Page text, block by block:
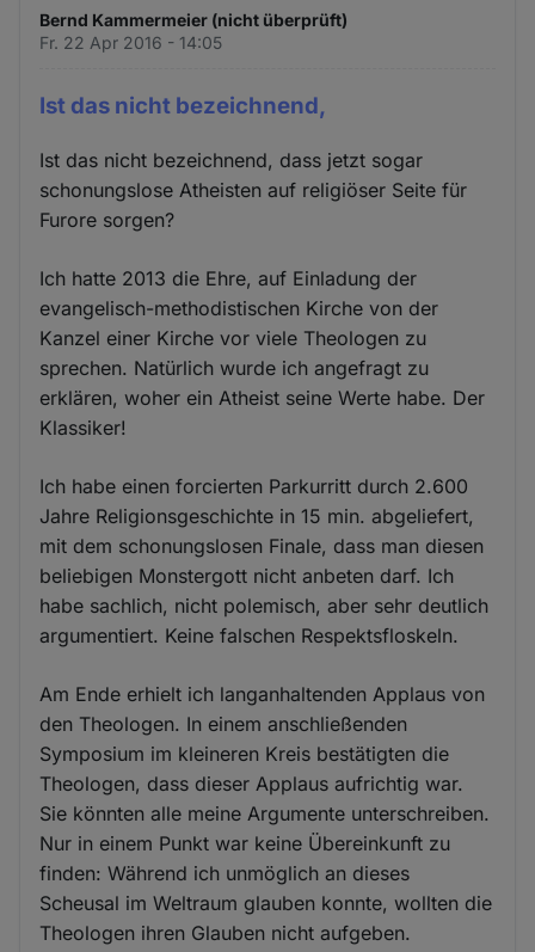
Bernd Kammermeier (nicht überprüft)
Fr. 22 Apr 2016 - 14:05
Ist das nicht bezeichnend,
Ist das nicht bezeichnend, dass jetzt sogar
schonungslose Atheisten auf religiöser Seite für
Furore sorgen?
Ich hatte 2013 die Ehre, auf Einladung der
evangelisch-methodistischen Kirche von der
Kanzel einer Kirche vor viele Theologen zu
sprechen. Natürlich wurde ich angefragt zu
erklären, woher ein Atheist seine Werte habe. Der
Klassiker!
Ich habe einen forcierten Parkurritt durch 2.600
Jahre Religionsgeschichte in 15 min. abgeliefert,
mit dem schonungslosen Finale, dass man diesen
beliebigen Monstergott nicht anbeten darf. Ich
habe sachlich, nicht polemisch, aber sehr deutlich
argumentiert. Keine falschen Respektsfloskeln.
Am Ende erhielt ich langanhaltenden Applaus von
den Theologen. In einem anschließenden
Symposium im kleineren Kreis bestätigten die
Theologen, dass dieser Applaus aufrichtig war.
Sie könnten alle meine Argumente unterschreiben.
Nur in einem Punkt war keine Übereinkunft zu
finden: Während ich unmöglich an dieses
Scheusal im Weltraum glauben konnte, wollten die
Theologen ihren Glauben nicht aufgeben.